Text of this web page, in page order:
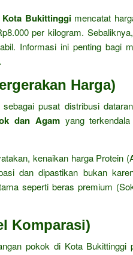
Kota Bukittinggimencatat
per kilogram.
Informasi ini penting bagi
Harga)
pusat distribusi
dan Agamyang terkendala
kenaikan harga Protein
dan dipastikan bukan
seperti beras premium
Komparasi)
pokok di Kota